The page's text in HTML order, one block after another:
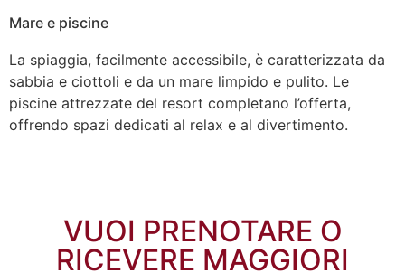
Mare e piscine
La spiaggia, facilmente accessibile, è caratterizzata da
sabbia e ciottoli e da un mare limpido e pulito. Le
piscine attrezzate del resort completano l’offerta,
offrendo spazi dedicati al relax e al divertimento.
VUOI PRENOTARE O
RICEVERE MAGGIORI